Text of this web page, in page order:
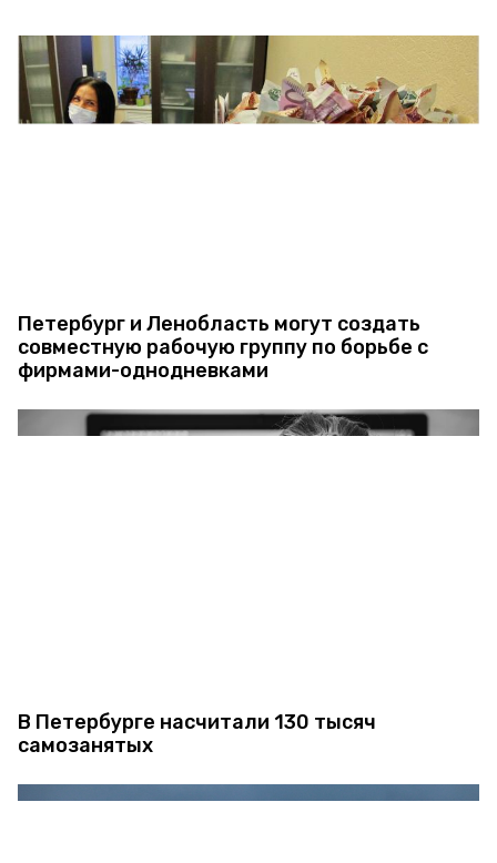
Петербург и Ленобласть могут создать
совместную рабочую группу по борьбе с
фирмами-однодневками
В Петербурге насчитали 130 тысяч
самозанятых